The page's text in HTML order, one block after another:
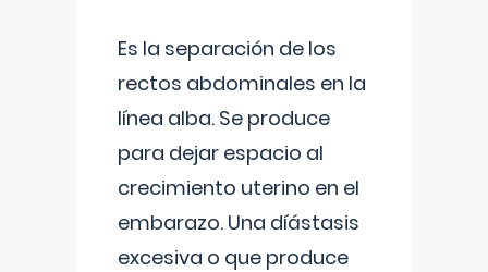
Es la separación de los
rectos abdominales en la
línea alba. Se produce
para dejar espacio al
crecimiento uterino en el
embarazo. Una díástasis
excesiva o que produce